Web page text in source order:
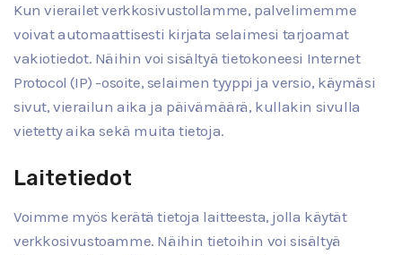
Kun vierailet verkkosivustollamme, palvelimemme
voivat automaattisesti kirjata selaimesi tarjoamat
vakiotiedot. Näihin voi sisältyä tietokoneesi Internet
Protocol (IP) -osoite, selaimen tyyppi ja versio, käymäsi
sivut, vierailun aika ja päivämäärä, kullakin sivulla
vietetty aika sekä muita tietoja.
Laitetiedot
Voimme myös kerätä tietoja laitteesta, jolla käytät
verkkosivustoamme. Näihin tietoihin voi sisältyä